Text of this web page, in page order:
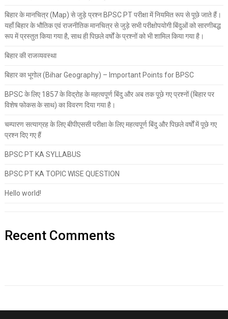
बिहार के मानचित्र (Map) से जुड़े प्रश्न BPSC PT परीक्षा में नियमित रूप से पूछे जाते हैं।
यहाँ बिहार के भौतिक एवं राजनीतिक मानचित्र से जुड़े सभी परीक्षोपयोगी बिंदुओं को सारणीबद्ध
रूप में प्रस्तुत किया गया है, साथ ही पिछले वर्षों के प्रश्नों को भी शामिल किया गया है।
बिहार की राजव्यवस्था
बिहार का भूगोल (Bihar Geography) – Important Points for BPSC
BPSC के लिए 1857 के विद्रोह के महत्वपूर्ण बिंदु और अब तक पूछे गए प्रश्नों (बिहार पर
विशेष फोकस के साथ) का विवरण दिया गया है।
चम्पारण सत्याग्रह के लिए बीपीएससी परीक्षा के लिए महत्वपूर्ण बिंदु और पिछले वर्षों में पूछे गए
प्रश्न दिए गए हैं
BPSC PT KA SYLLABUS
BPSC PT KA TOPIC WISE QUESTION
Hello world!
Recent Comments